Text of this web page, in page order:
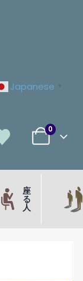
Japanese ▼
0
座
る
人